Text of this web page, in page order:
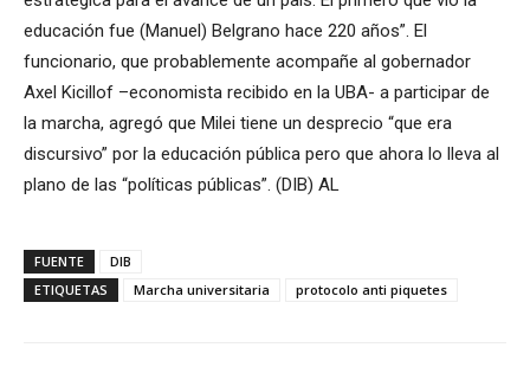
educación fue (Manuel) Belgrano hace 220 años”. El
funcionario, que probablemente acompañe al gobernador
Axel Kicillof –economista recibido en la UBA- a participar de
la marcha, agregó que Milei tiene un desprecio “que era
discursivo” por la educación pública pero que ahora lo lleva al
plano de las “políticas públicas”. (DIB) AL
FUENTE
DIB
ETIQUETAS
Marcha universitaria protocolo anti piquetes